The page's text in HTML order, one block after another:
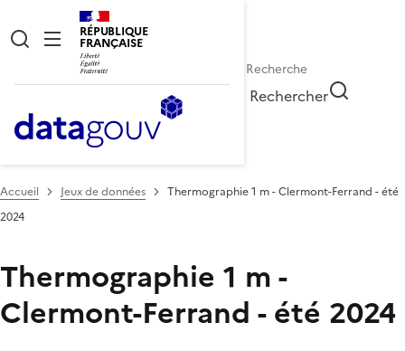
RÉPUBLIQUE
FRANÇAISE
Rechercher
Accueil Jeux de données
Thermographie 1 m - Clermont-Ferrand - été
2024
Thermographie 1 m -
Clermont-Ferrand - été 2024